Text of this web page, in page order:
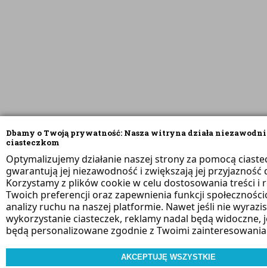
Dbamy o Twoją prywatność: Nasza witryna działa
ciasteczkom
Optymalizujemy działanie naszej strony za pomocą
gwarantują jej niezawodność i zwiększają jej przyjazność
Korzystamy z plików cookie w celu dostosowania treści i
Twoich preferencji oraz zapewnienia funkcji
analizy ruchu na naszej platformie. Nawet jeśli nie
wykorzystanie ciasteczek, reklamy nadal będą widoczne,
będą personalizowane zgodnie z Twoimi
AKCEPTUJĘ WSZYSTKIE